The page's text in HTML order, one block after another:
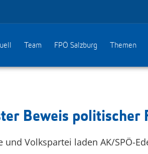
Team FPÖ Salzburg Themen
Beweis politischer
Volkspartei laden AK/SPÖ-